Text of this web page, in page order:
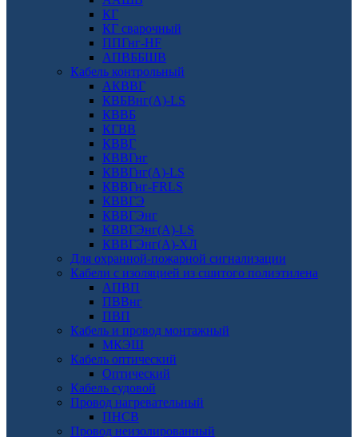
КГ
КГ сварочный
ППГнг-HF
АПВББШВ
Кабель контрольный
АКВВГ
КВБВнг(А)-LS
КВВБ
КГВВ
КВВГ
КВВГнг
КВВГнг(А)-LS
КВВГнг-FRLS
КВВГЭ
КВВГЭнг
КВВГЭнг(А)-LS
КВВГЭнг(А)-ХЛ
Для охранной-пожарной сигнализации
Кабели с изоляцией из сшитого полиэтилена
АПВП
ПВВнг
ПВП
Кабель и провод монтажный
МКЭШ
Кабель оптический
Оптический
Кабель судовой
Провод нагревательный
ПНСВ
Провод неизолированный